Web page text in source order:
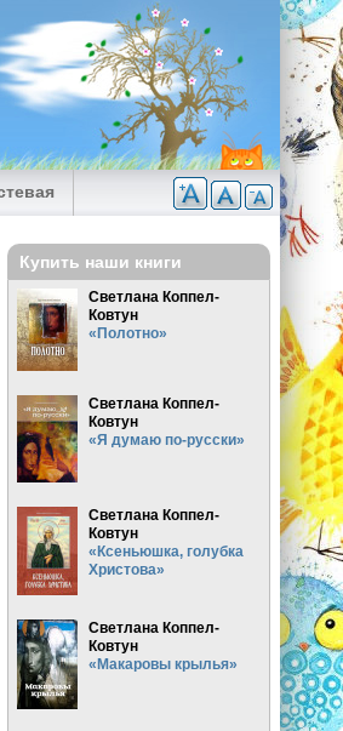
Купить наши книги
Светлана Коппел-
Ковтун
«Полотно»
Светлана Коппел-
Ковтун
«Я думаю по-русски»
Светлана Коппел-
Ковтун
«Ксеньюшка, голубка
Христова»
Светлана Коппел-
Ковтун
«Макаровы крылья»